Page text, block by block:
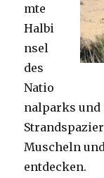
mte
Halbi
nsel
des
Natio
nalparks und
Muscheln
entdecken.